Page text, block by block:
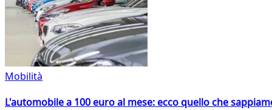
Mobilità
L'automobile a 100 euro al mese: ecco quello che